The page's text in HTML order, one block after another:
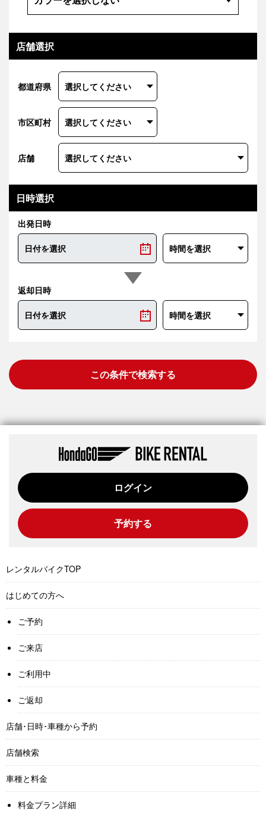
店舗選択
都道府県
市区町村
店舗
日時選択
出発日時
返却日時
この条件で検索する
ログイン
予約する
レンタルバイクTOP
はじめての方へ
ご予約
ご来店
ご利用中
ご返却
店舗･日時･車種から予約
店舗検索
車種と料金
料金プラン詳細